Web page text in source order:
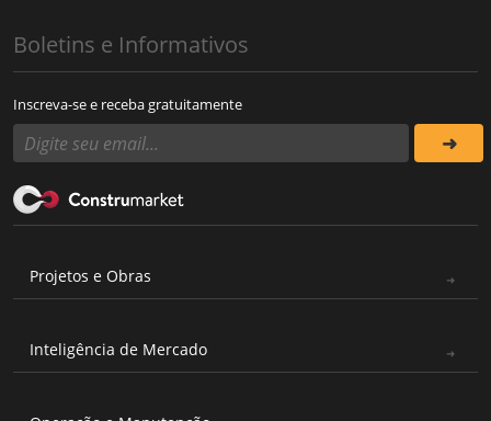
Boletins e Informativos
Inscreva-se e receba gratuitamente
Projetos e Obras
Inteligência de Mercado